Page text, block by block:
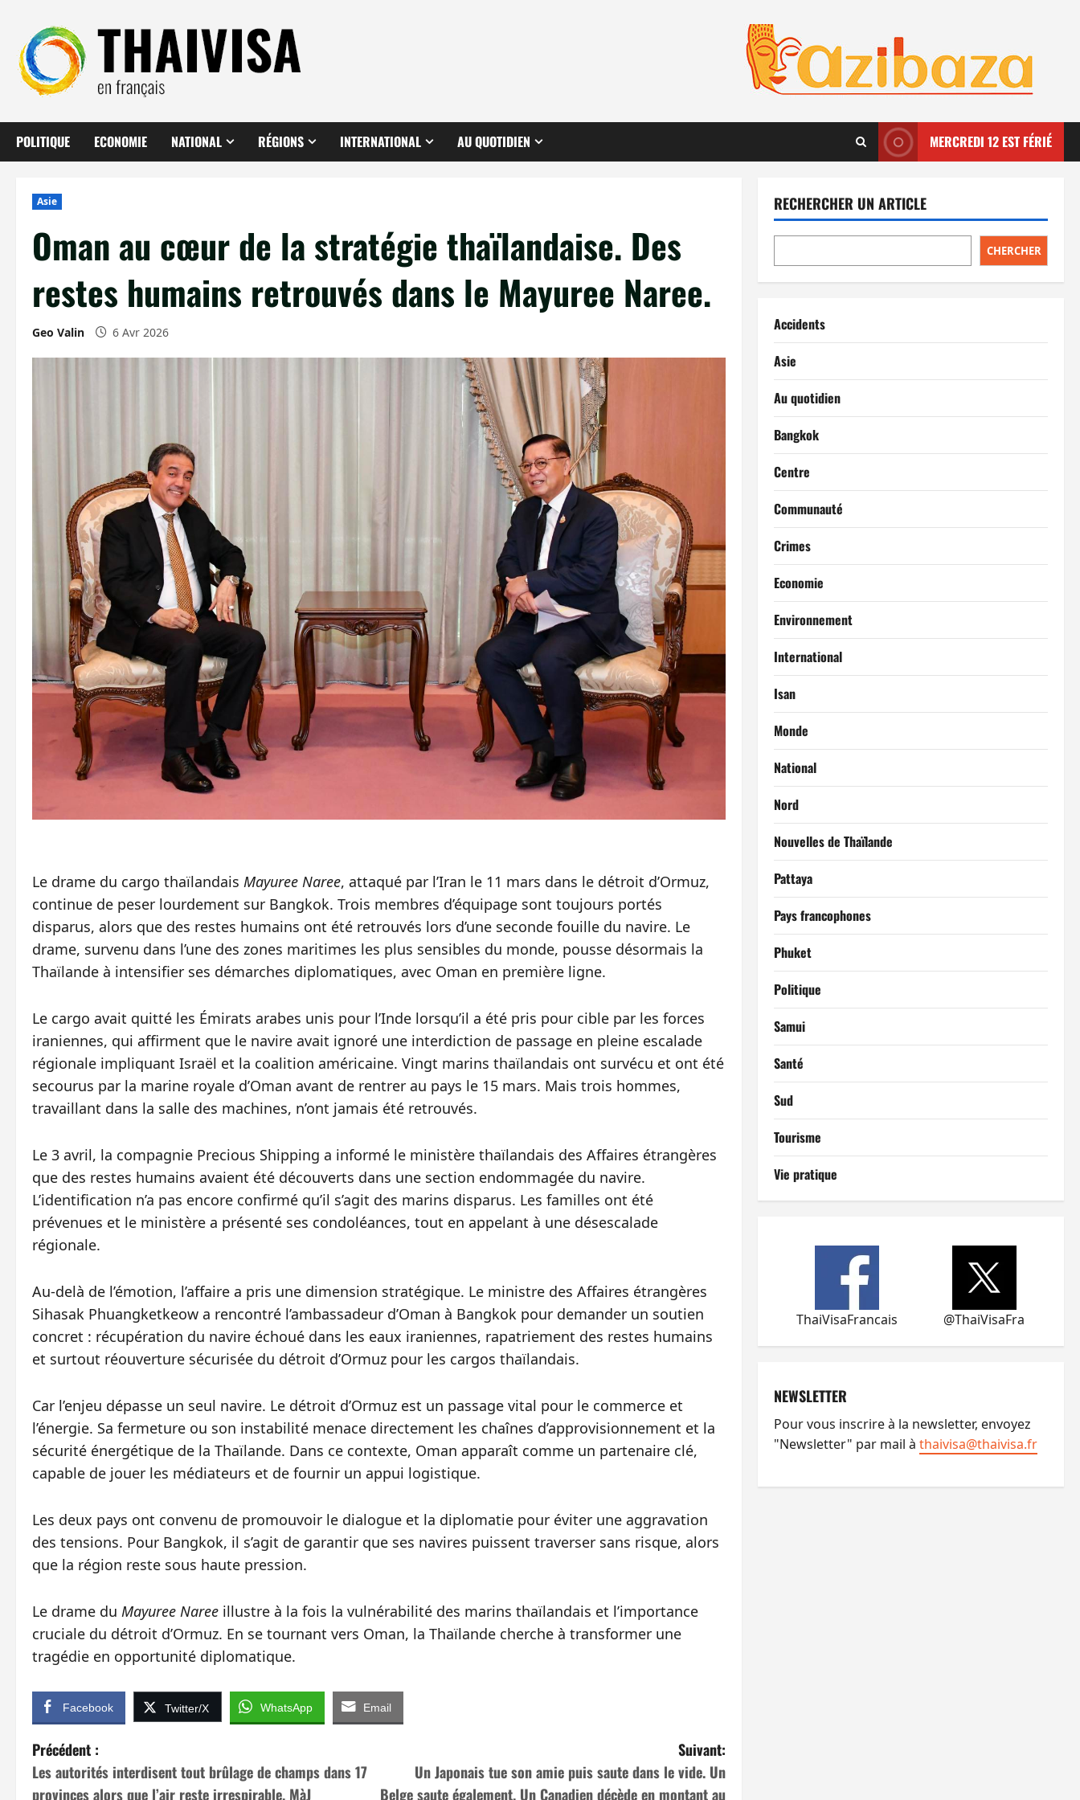
contenu
POLITIQUE ECONOMIE NATIONAL RÉGIONS INTERNATIONAL AU QUOTIDIEN MERCREDI 12 EST FÉRIÉ
Asie
Oman au cœur de la stratégie thaïlandaise. Des
restes humains retrouvés dans le Mayuree Naree.
Geo Valin 6 Avr 2026
Le drame du cargo thaïlandais Mayuree Naree, attaqué par l’Iran le 11 mars dans le détroit d’Ormuz,
continue de peser lourdement sur Bangkok. Trois membres d’équipage sont toujours portés
disparus, alors que des restes humains ont été retrouvés lors d’une seconde fouille du navire. Le
drame, survenu dans l’une des zones maritimes les plus sensibles du monde, pousse désormais la
Thaïlande à intensifier ses démarches diplomatiques, avec Oman en première ligne.
Le cargo avait quitté les Émirats arabes unis pour l’Inde lorsqu’il a été pris pour cible par les forces
iraniennes, qui affirment que le navire avait ignoré une interdiction de passage en pleine escalade
régionale impliquant Israël et la coalition américaine. Vingt marins thaïlandais ont survécu et ont été
secourus par la marine royale d’Oman avant de rentrer au pays le 15 mars. Mais trois hommes,
travaillant dans la salle des machines, n’ont jamais été retrouvés.
Le 3 avril, la compagnie Precious Shipping a informé le ministère thaïlandais des Affaires étrangères
que des restes humains avaient été découverts dans une section endommagée du navire.
L’identification n’a pas encore confirmé qu’il s’agit des marins disparus. Les familles ont été
prévenues et le ministère a présenté ses condoléances, tout en appelant à une désescalade
régionale.
Au‑delà de l’émotion, l’affaire a pris une dimension stratégique. Le ministre des Affaires étrangères
Sihasak Phuangketkeow a rencontré l’ambassadeur d’Oman à Bangkok pour demander un soutien
concret : récupération du navire échoué dans les eaux iraniennes, rapatriement des restes humains
et surtout réouverture sécurisée du détroit d’Ormuz pour les cargos thaïlandais.
Car l’enjeu dépasse un seul navire. Le détroit d’Ormuz est un passage vital pour le commerce et
l’énergie. Sa fermeture ou son instabilité menace directement les chaînes d’approvisionnement et la
sécurité énergétique de la Thaïlande. Dans ce contexte, Oman apparaît comme un partenaire clé,
capable de jouer les médiateurs et de fournir un appui logistique.
Les deux pays ont convenu de promouvoir le dialogue et la diplomatie pour éviter une aggravation
des tensions. Pour Bangkok, il s’agit de garantir que ses navires puissent traverser sans risque, alors
que la région reste sous haute pression.
Le drame du Mayuree Naree illustre à la fois la vulnérabilité des marins thaïlandais et l’importance
cruciale du détroit d’Ormuz. En se tournant vers Oman, la Thaïlande cherche à transformer une
tragédie en opportunité diplomatique.
Facebook Twitter/X WhatsApp Email
N
a
Précédent :
Les autorités interdisent tout brûlage de champs dans 17
provinces alors que l’air reste irrespirable. MàJ
Suivant:
Un Japonais tue son amie puis saute dans le vide. Un
Belge saute également. Un Canadien décède en montant au
RECHERCHER UN ARTICLE
CHERCHER
Accidents
Asie
Au quotidien
Bangkok
Centre
Communauté
Crimes
Economie
Environnement
International
Isan
Monde
National
Nord
Nouvelles de Thaïlande
Pattaya
Pays francophones
Phuket
Politique
Samui
Santé
Sud
Tourisme
Vie pratique
ThaiVisaFrancais @ThaiVisaFra
NEWSLETTER
Pour vous inscrire à la newsletter, envoyez
"Newsletter" par mail à thaivisa@thaivisa.fr